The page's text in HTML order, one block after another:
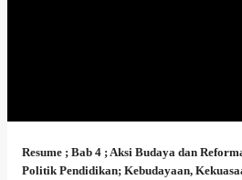
Resume ; Bab 4 ; Aksi Budaya dan
Politik Pendidikan; Kebudayaan,